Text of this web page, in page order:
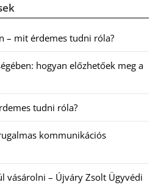
– mit érdemes tudni róla?
hogyan előzhetőek meg a
tudni róla?
kommunikációs
vásárolni – Újváry Zsolt Ügyvédi